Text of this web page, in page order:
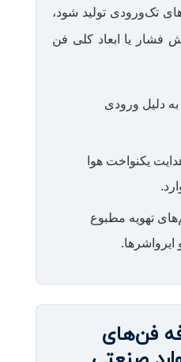
تک‌ورودی تولید شود،
فشار یا ابعاد کلی فن
به دلیل ورودی
یکنواخت هوا
تهویه مطبوع
فن‌های